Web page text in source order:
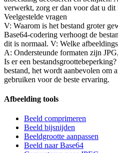
verwerkt, zorg er dan voor dat u
Veelgestelde vragen
V: Waarom is het bestand groter
Base64-codering verhoogt de
dit is normaal. V: Welke
A: Ondersteunde formaten zijn
Is er een
bestand, het wordt aanbevolen om
gebruiken voor de beste ervaring.
Afbeelding tools
Beeld comprimeren
Beeld bijsnijden
Beeldgrootte aanpassen
Beeld naar Base64